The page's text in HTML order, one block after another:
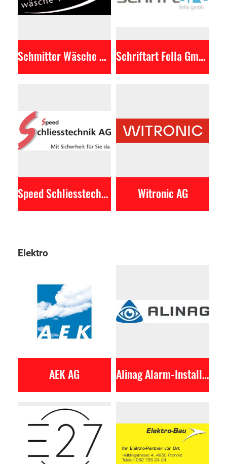
Schmitter Wäsche & Mode AG Schriftart Fella GmbH
Speed Schliesstechnik AG Witronic AG
Elektro
AEK AG Alinag Alarm-Installations AG